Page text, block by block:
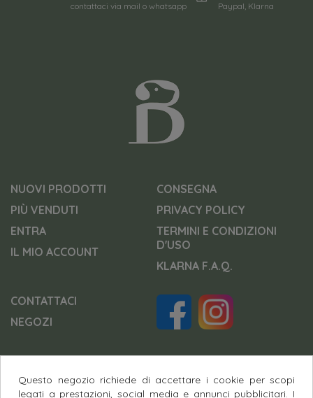
contattaci via mail o whatsapp
Paypal, Klarna
NUOVI PRODOTTI
PIÙ VENDUTI
ENTRA
IL MIO ACCOUNT
CONSEGNA
PRIVACY POLICY
TERMINI E CONDIZIONI
D'USO
KLARNA F.A.Q.
CONTATTACI
NEGOZI
Pagamenti Sicuri
Questo negozio richiede di accettare i cookie per scopi
legati a prestazioni, social media e annunci pubblicitari. I